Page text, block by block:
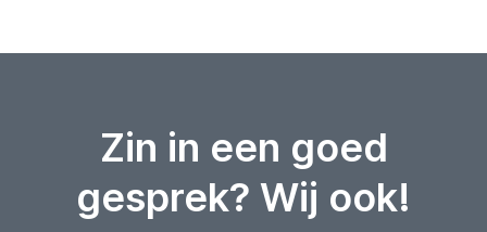
Zin in een goed
gesprek? Wij ook!